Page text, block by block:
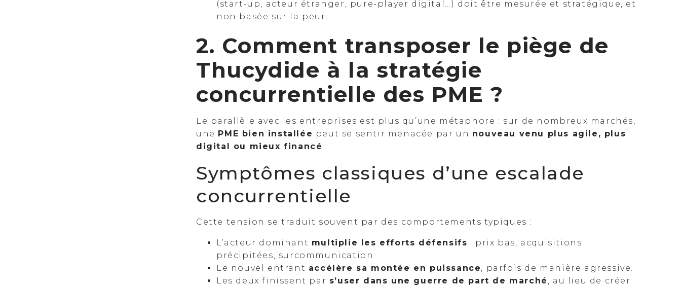
(start-up, acteur étranger, pure-player digital…) doit être mesurée et stratégique, et
non basée sur la peur.
2. Comment transposer le piège de
Thucydide à la stratégie
concurrentielle des PME ?
Le parallèle avec les entreprises est plus qu’une métaphore : sur de nombreux marchés,
une PME bien installée peut se sentir menacée par un nouveau venu plus agile, plus
digital ou mieux financé.
Symptômes classiques d’une escalade
concurrentielle
Cette tension se traduit souvent par des comportements typiques :
L’acteur dominant multiplie les efforts défensifs : prix bas, acquisitions
précipitées, surcommunication
Le nouvel entrant accélère sa montée en puissance, parfois de manière agressive.
Les deux finissent par s’user dans une guerre de part de marché , au lieu de créer